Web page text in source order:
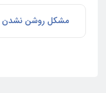
مشکل روشن نشدن